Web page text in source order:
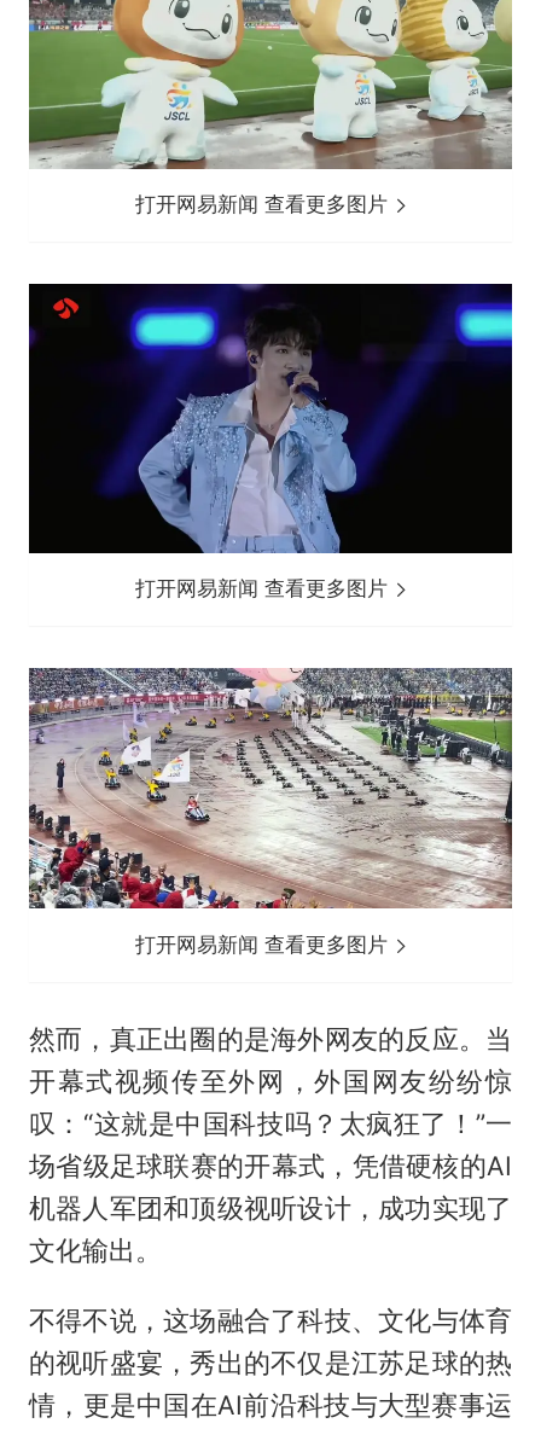
打开网易新闻 查看更多图片
打开网易新闻 查看更多图片
打开网易新闻 查看更多图片
然而，真正出圈的是海外网友的反应。当
开幕式视频传至外网，外国网友纷纷惊
叹：“这就是中国科技吗？太疯狂了！”一
场省级足球联赛的开幕式，凭借硬核的AI
机器人军团和顶级视听设计，成功实现了
文化输出。
不得不说，这场融合了科技、文化与体育
的视听盛宴，秀出的不仅是江苏足球的热
情，更是中国在AI前沿科技与大型赛事运